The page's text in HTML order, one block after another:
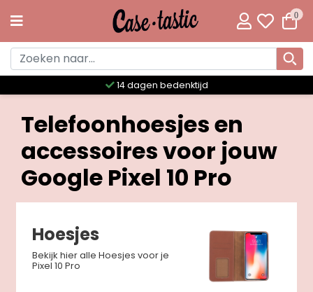
0
14 dagen bedenktijd
Telefoonhoesjes en
accessoires voor jouw
Google Pixel 10 Pro
Hoesjes
Bekijk hier alle Hoesjes voor je
Pixel 10 Pro